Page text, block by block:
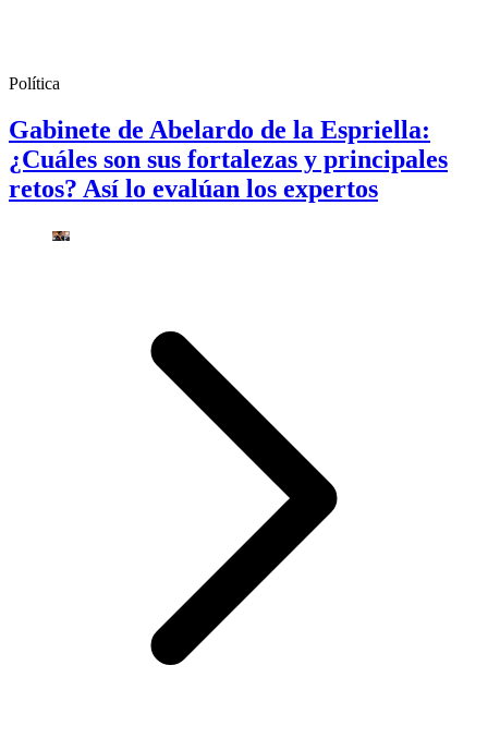
Política
Gabinete de Abelardo de la Espriella:
¿Cuáles son sus fortalezas y principales
retos? Así lo evalúan los expertos